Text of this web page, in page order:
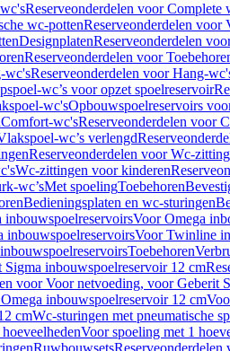
Reserveonderdelen voor Complete
wc-pottenReserveonderdelen voor
DesignplatenReserveonderdelen
Reserveonderdelen voor
wc'sReserveonderdelen voor Hang-
wc’s voor opzet spoelreservoir
wc'sOpbouwspoelreservoirs
Comfort-wc'sReserveonderdelen voor
wc’s verlengd
Reserveonderdelen voor Wc-
Wc-zittingen voor kinderen
wc’sMet spoelingToebehoren
Bedieningsplaten en wc-sturingen
inbouwspoelreservoirsVoor Omega
inbouwspoelreservoirsVoor Twinline
Toebehoren
inbouwspoelreservoir 12 cm
voor Voor netvoeding, voor Geberit
inbouwspoelreservoir 12 cm
cmWc-sturingen met pneumatische
Voor spoeling met 1
Ruwbouwsets